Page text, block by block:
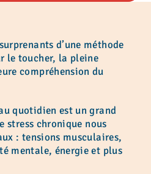
d’une méthode
le toucher, la pleine
compréhension du
quotidien est un grand
stress chronique nous
: tensions musculaires,
mentale, énergie et plus